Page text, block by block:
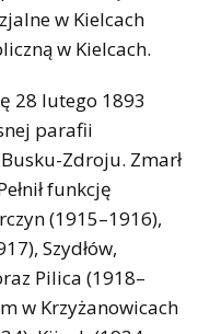
w Kielcach
w Kielcach.
28 lutego 1893
parafii
Zdroju. Zmarł
funkcję
(1915–1916),
Szydłów,
Pilica (1918–
w Krzyżanowicach